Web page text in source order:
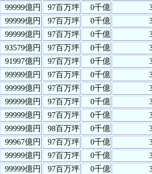
99999億円 97百万坪 0千億
99999億円 97百万坪 0千億
99999億円 97百万坪 0千億
93579億円 97百万坪 0千億
91997億円 97百万坪 0千億
99999億円 97百万坪 0千億
99999億円 97百万坪 0千億
99999億円 97百万坪 0千億
99999億円 97百万坪 0千億
99999億円 98百万坪 0千億
99967億円 97百万坪 0千億
99999億円 97百万坪 0千億
99999億円 97百万坪 0千億